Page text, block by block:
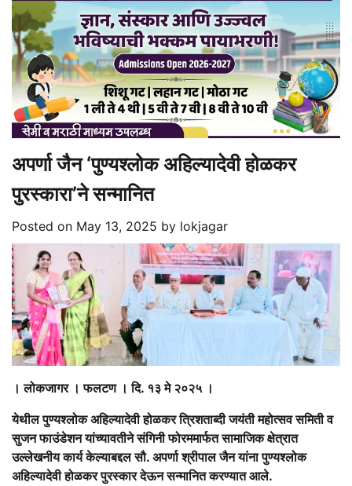
अपर्णा जैन ‘पुण्यश्लोक अहिल्यादेवी होळकर
पुरस्कारा’ने सन्मानित
Posted on May 13, 2025 by lokjagar
। लोकजागर । फलटण । दि. १३ मे २०२५ ।
येथील पुण्यश्लोक अहिल्यादेवी होळकर त्रिशताब्दी जयंती महोत्सव समिती व
सुजन फाउंडेशन यांच्यावतीने संगिनी फोरममार्फत सामाजिक क्षेत्रात
उल्लेखनीय कार्य केल्याबद्दल सौ. अपर्णा श्रीपाल जैन यांना पुण्यश्लोक
अहिल्यादेवी होळकर पुरस्कार देऊन सन्मानित करण्यात आले.